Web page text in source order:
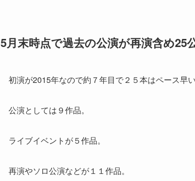
5月末時点で過去の公演が再演含め25
初演が2015年なので約７年目で２５本はペース早い
公演としては９作品。
ライブイベントが５作品。
再演やソロ公演などが１１作品。